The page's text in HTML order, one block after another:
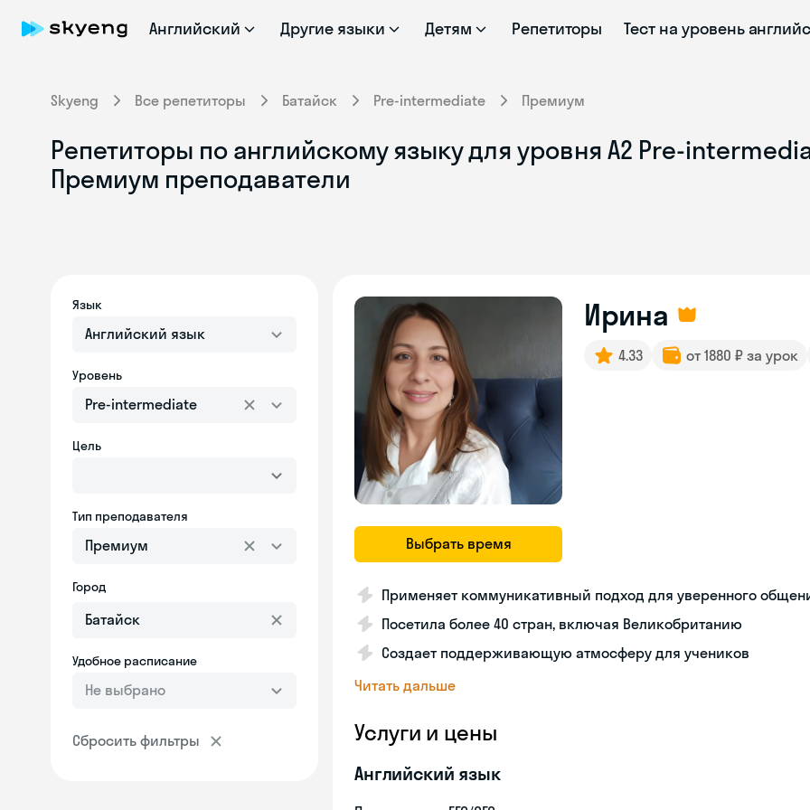
Английский Другие языки Детям Репетиторы Тест на уровень
Skyeng Все репетиторы Батайск Pre-intermediate Премиум
Репетиторы по английскому языку для уровня A2 Pre-
Премиум преподаватели
Язык
Английский язык
Уровень
Pre-intermediate
Цель
Тип преподавателя
Премиум
Город
Удобное расписание
Не выбрано
Сбросить фильтры
Выбрать время
Ирина
4.33 от 1880 ₽ за урок
Применяет коммуникативный подход для уверенного
Посетила более 40 стран, включая Великобританию
Создает поддерживающую атмосферу для учеников
Читать дальше
Услуги и цены
Английский язык